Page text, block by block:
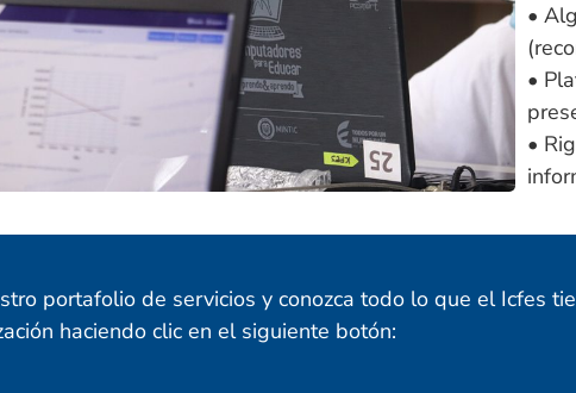
•
•
•
portafolio de servicios y conozca todo lo que el Icfes
haciendo clic en el siguiente botón: